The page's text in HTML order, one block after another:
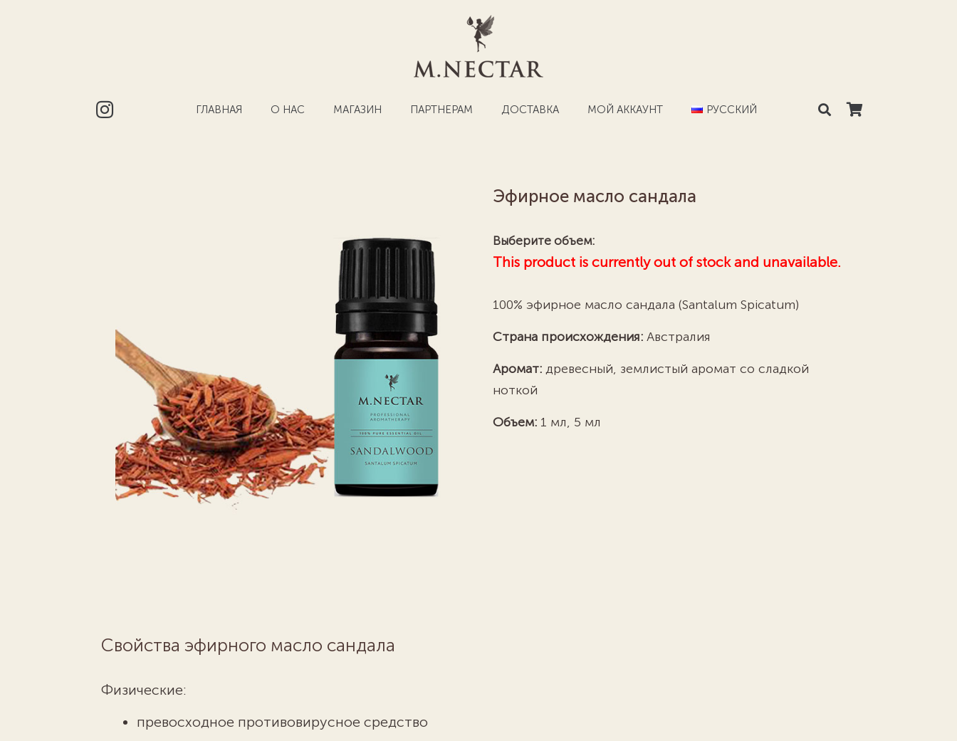
ГЛАВНАЯ О НАС МАГАЗИН ПАРТНЕРАМ ДОСТАВКА МОЙ АККАУНТ РУССКИЙ
Эфирное масло сандала
Выберите объем:
This product is currently out of stock and unavailable.
100% эфирное масло сандала (Santalum Spicatum)
Страна происхождения: Австралия
Аромат: древесный, землистый аромат со сладкой
ноткой
Объем: 1 мл, 5 мл
Свойства эфирного масло сандала
Физические:
превосходное противовирусное средство